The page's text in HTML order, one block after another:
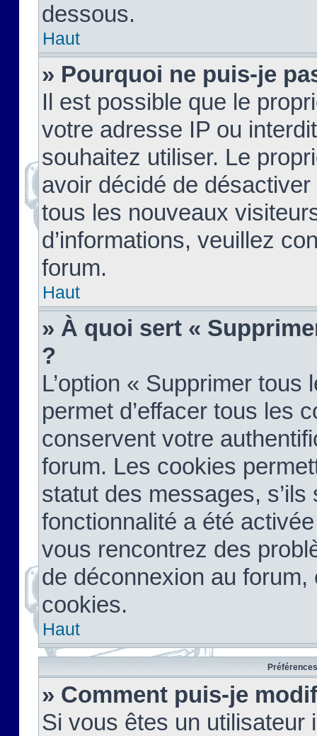
dessous.
Haut
» Pourquoi ne puis-je
Il est possible que le
votre adresse IP ou
souhaitez utiliser. Le
avoir décidé de
tous les nouveaux
d’informations, veuillez
forum.
Haut
» À quoi sert «
?
L’option « Supprimer
permet d’effacer tous les
conservent votre
forum. Les cookies
statut des messages,
fonctionnalité a été
vous rencontrez des
de déconnexion au
cookies.
Haut
» Comment puis-je
Si vous êtes un